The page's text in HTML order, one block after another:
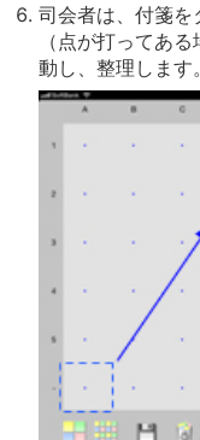
司会者は、付箋
（点が打ってあ
動し、整理します。